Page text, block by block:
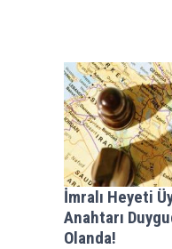
İmralı Heyeti
Anahtarı
Olanda!